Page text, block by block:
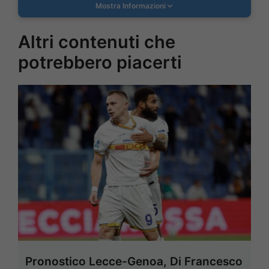
Mostra Informazioni
Altri contenuti che
potrebbero piacerti
Pronostico Lecce-Genoa, Di Francesco